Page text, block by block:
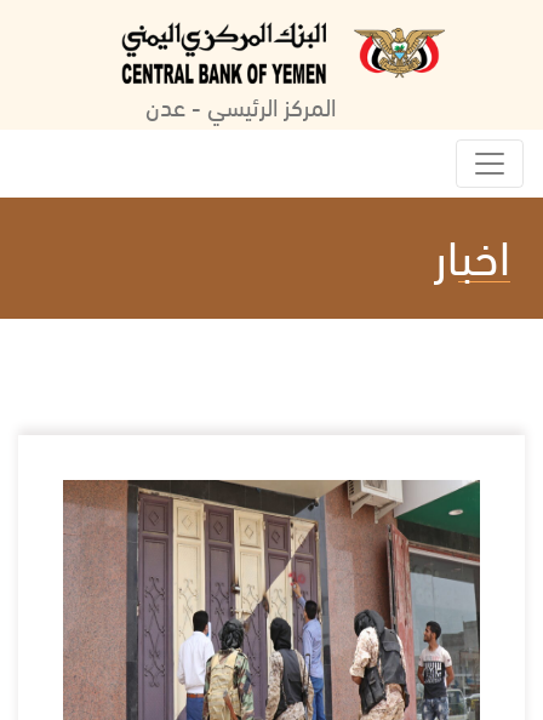
المركز الرئيسي - عدن
اخبار